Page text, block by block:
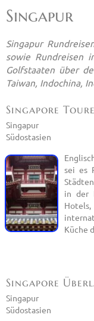
Singapur
Singapur
sowie Rundreisen
Golfstaaten über
Taiwan, Indochina,
Singapore
Singapur
Südostasien
sei es
in der
Küche
Singapore
Singapur
Südostasien